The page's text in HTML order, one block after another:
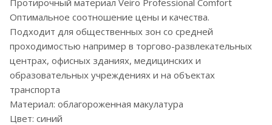
Оптимальное соотношение цены и качества.
Подходит для общественных зон со средней
проходимостью например в торгово-развлекательных
центрах, офисных зданиях, медицинских и
образовательных учреждениях и на объектах
транспорта
Материал: облагороженная макулатура
Цвет: синий